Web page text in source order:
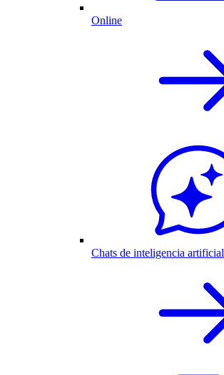
Online
Chats de inteligencia artificial